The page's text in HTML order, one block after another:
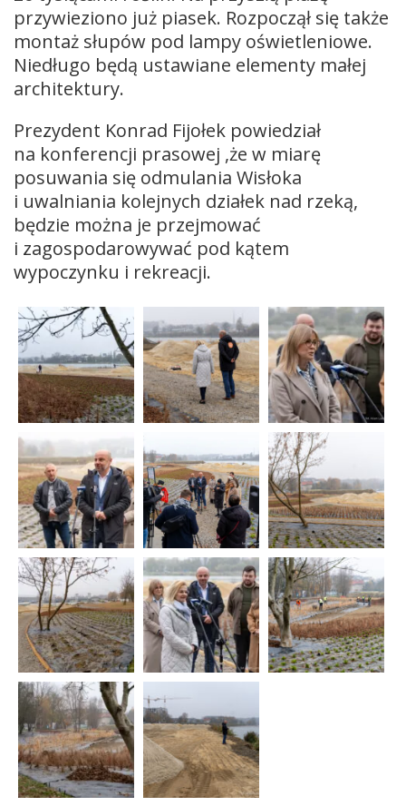
przywieziono już piasek. Rozpoczął się także
montaż słupów pod lampy oświetleniowe.
Niedługo będą ustawiane elementy małej
architektury.
Prezydent Konrad Fijołek powiedział
na konferencji prasowej ,że w miarę
posuwania się odmulania Wisłoka
i uwalniania kolejnych działek nad rzeką,
będzie można je przejmować
i zagospodarowywać pod kątem
wypoczynku i rekreacji.